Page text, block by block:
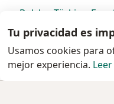
Polska se abre en
Türkiye se
Portugal
se abre
México
Tu privacidad es
Usamos cookies para
mejor experiencia.